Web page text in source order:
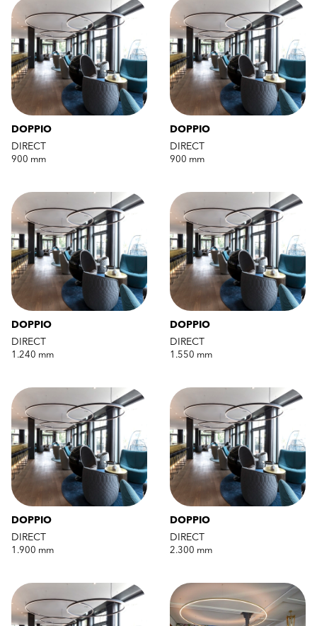
DOPPIO
DIRECT
900 mm
DOPPIO
DIRECT
900 mm
DOPPIO
DIRECT
1.240 mm
DOPPIO
DIRECT
1.550 mm
DOPPIO
DIRECT
1.900 mm
DOPPIO
DIRECT
2.300 mm